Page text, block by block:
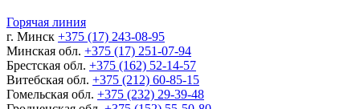
Горячая линия
г. Минск +375 (17) 243-08-95
Минская обл. +375 (17) 251-07-94
Брестская обл. +375 (162) 52-14-57
Витебская обл. +375 (212) 60-85-15
Гомельская обл. +375 (232) 29-39-48